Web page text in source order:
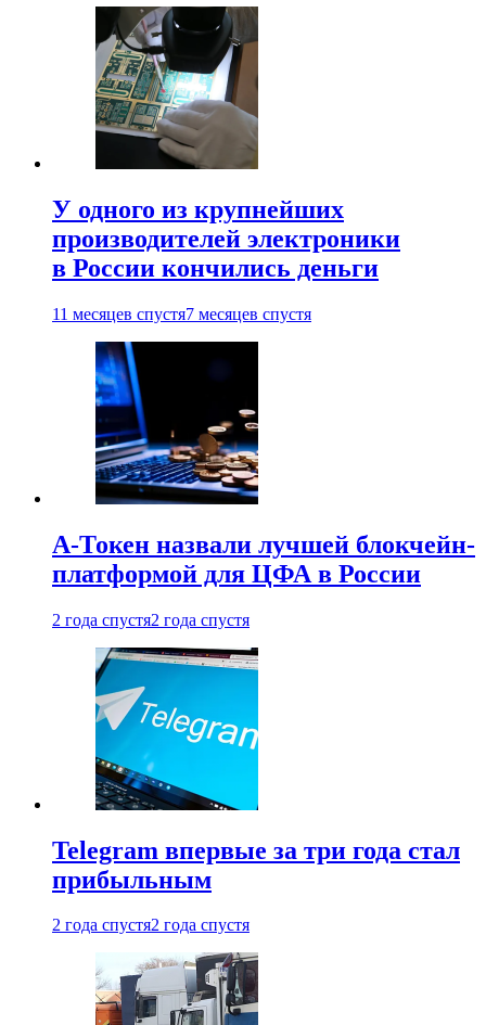
У одного из крупнейших
производителей электроники
в России кончились деньги
11 месяцев спустя7 месяцев спустя
А-Токен назвали лучшей блокчейн-
платформой для ЦФА в России
2 года спустя2 года спустя
Telegram впервые за три года стал
прибыльным
2 года спустя2 года спустя